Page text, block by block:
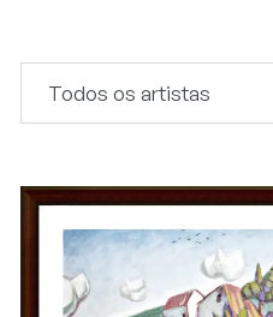
Todos os artistas